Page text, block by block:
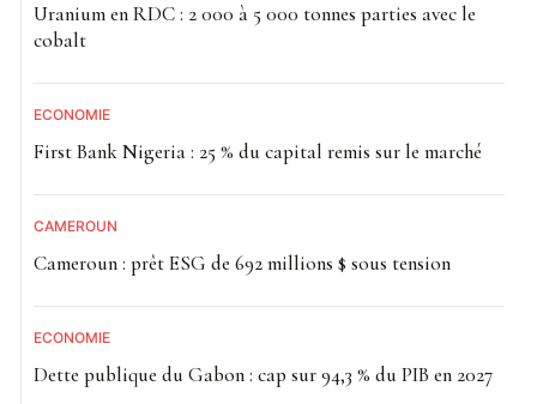
Uranium en RDC : 2 000 à 5 000 tonnes parties avec le
cobalt
ECONOMIE
First Bank Nigeria : 25 % du capital remis sur le marché
CAMEROUN
Cameroun : prêt ESG de 692 millions $ sous tension
ECONOMIE
Dette publique du Gabon : cap sur 94,3 % du PIB en 2027